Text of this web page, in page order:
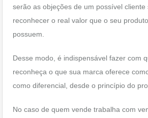
serão as objeções de um possível cliente
reconhecer o real valor que o seu
possuem.
Desse modo, é indispensável fazer com
reconheça o que sua marca oferece
como diferencial, desde o princípio do
No caso de quem vende trabalha com